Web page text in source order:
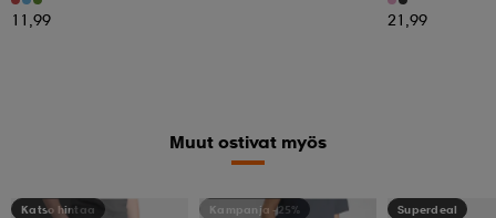
11,99 21,99
Muut ostivat myös
Katso hintaa Kampanja -25% Superdeal